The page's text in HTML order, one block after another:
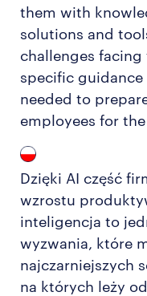
them with
solutions and
challenges
specific
needed to
employees for
Dzięki AI część
wzrostu
inteligencja to
wyzwania, które
najczarniejszych
na których leży